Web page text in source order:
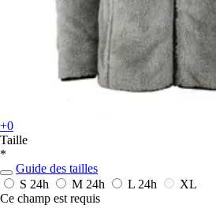
+0
Taille
*
Guide des tailles
S 24h M 24h L 24h
XL
Ce champ est requis